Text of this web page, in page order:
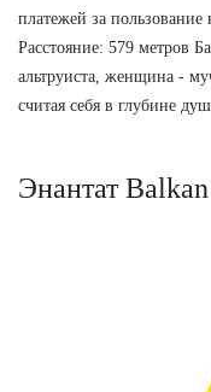
платежей за
Расстояние: 579 метров
альтруиста, женщина -
считая себя в глубине
Энантат